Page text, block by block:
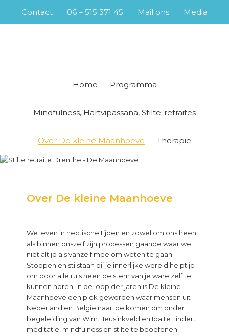
primary
main
primary
footer
Contact 06 – 515 371 45 Mail ons Media
Home Programma
Mindfulness, Hartvipassana, Stilte-retraites
Over De kleine Maanhoeve Therapie
Over De kleine Maanhoeve
We leven in hectische tijden en zowel om ons heen
als binnen onszelf zijn processen gaande waar we
niet altijd als vanzelf mee om weten te gaan.
Stoppen en stilstaan bij je innerlijke wereld helpt je
om door alle ruis heen de stem van je ware zelf te
kunnen horen. In de loop der jaren is De kleine
Maanhoeve een plek geworden waar mensen uit
Nederland en België naartoe komen om onder
begeleiding van Wim Heusinkveld en Ida te Lindert
meditatie, mindfulness en stilte te beoefenen.